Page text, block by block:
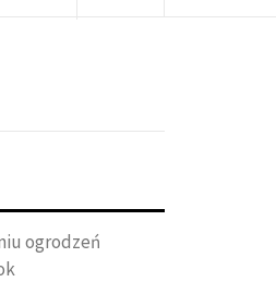
ogrodzeń